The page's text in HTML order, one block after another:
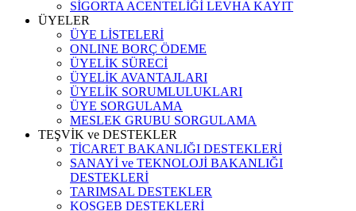
SİGORTA ACENTELİĞİ LEVHA KAYIT
ÜYELER
ÜYE LİSTELERİ
ONLINE BORÇ ÖDEME
ÜYELİK SÜRECİ
ÜYELİK AVANTAJLARI
ÜYELİK SORUMLULUKLARI
ÜYE SORGULAMA
MESLEK GRUBU SORGULAMA
TEŞVİK ve DESTEKLER
TİCARET BAKANLIĞI DESTEKLERİ
SANAYİ ve TEKNOLOJİ BAKANLIĞI
DESTEKLERİ
TARIMSAL DESTEKLER
KOSGEB DESTEKLERİ